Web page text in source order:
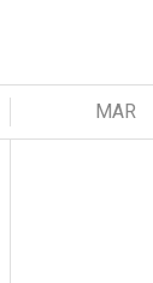
MAR